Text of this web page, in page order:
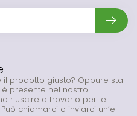
prodotto giusto? Oppure sta
presente nel nostro
riuscire a trovarlo per lei.
chiamarci o inviarci un’e-